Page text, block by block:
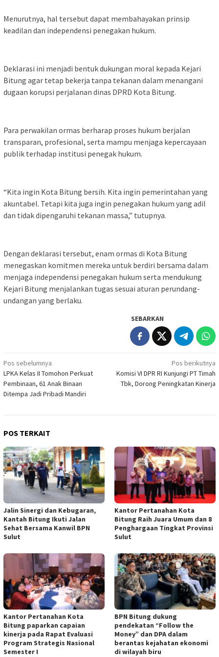
Menurutnya, hal tersebut dapat membahayakan prinsip
keadilan dan independensi penegakan hukum.
Deklarasi ini menjadi bentuk dukungan moral kepada Kejari
Bitung agar tetap bekerja tanpa tekanan dalam menangani
dugaan korupsi perjalanan dinas DPRD Kota Bitung.
Para perwakilan ormas berharap proses hukum berjalan
transparan, profesional, serta mampu menjaga kepercayaan
publik terhadap institusi penegak hukum.
“Kita ingin Kota Bitung bersih. Kita ingin pemerintahan yang
akuntabel. Tetapi kita juga ingin penegakan hukum yang adil
dan tidak dipengaruhi tekanan massa,” tutupnya.
Dengan deklarasi tersebut, enam ormas di Kota Bitung
menegaskan komitmen mereka untuk berdiri bersama dalam
menjaga independensi penegakan hukum serta mendukung
Kejari Bitung menjalankan tugas sesuai aturan perundang-
undangan yang berlaku.
SEBARKAN
Navigasi
pos
Pos sebelumnya
LPKA Kelas II Tomohon Perkuat
Pembinaan, 61 Anak Binaan
Ditempa Jadi Pribadi Mandiri
Pos berikutnya
Komisi VI DPR RI Kunjungi PT Timah
Tbk, Dorong Peningkatan Kinerja
POS TERKAIT
Jalin Sinergi dan Kebugaran,
Kantah Bitung Ikuti Jalan
Sehat Bersama Kanwil BPN
Sulut
Kantor Pertanahan Kota
Bitung Raih Juara Umum dan 8
Penghargaan Tingkat Provinsi
Sulut
Kantor Pertanahan Kota
Bitung paparkan capaian
kinerja pada Rapat Evaluasi
Program Strategis Nasional
Semester I
BPN Bitung dukung
pendekatan “Follow the
Money” dan DPA dalam
berantas kejahatan ekonomi
di wilayah biru